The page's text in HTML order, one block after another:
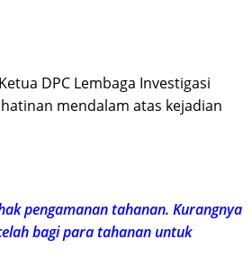
DPC Lembaga Investigasi
mendalam atas kejadian
pengamanan tahanan. Kurangnya
bagi para tahanan untuk